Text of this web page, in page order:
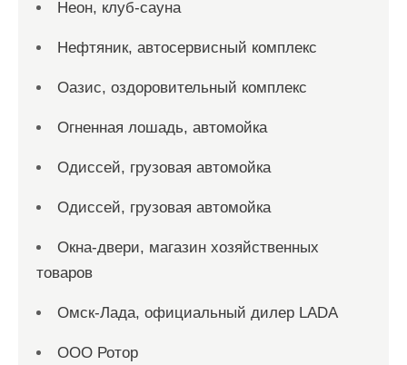
Неон, клуб-сауна
Нефтяник, автосервисный комплекс
Оазис, оздоровительный комплекс
Огненная лошадь, автомойка
Одиссей, грузовая автомойка
Одиссей, грузовая автомойка
Окна-двери, магазин хозяйственных
товаров
Омск-Лада, официальный дилер LADA
ООО Ротор